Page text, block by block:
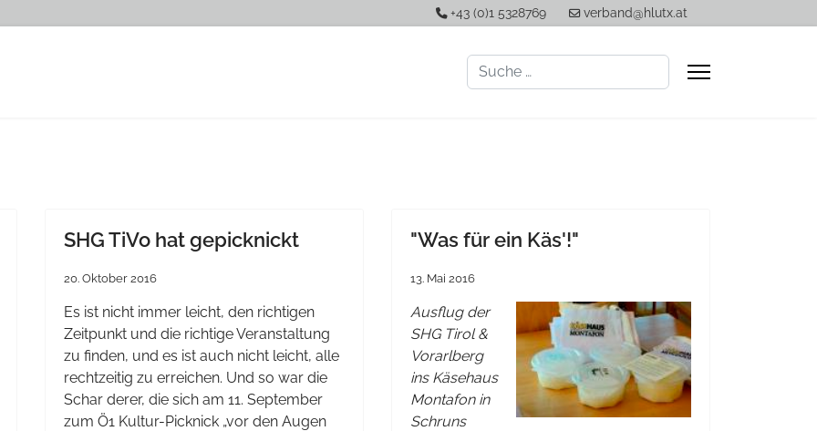
+43 (0)1 5328769 verband@hlutx.at
Suchen
SHG TiVo hat gepicknickt
20. Oktober 2016
Es ist nicht immer leicht, den richtigen
Zeitpunkt und die richtige Veranstaltung
zu finden, und es ist auch nicht leicht, alle
rechtzeitig zu erreichen. Und so war die
Schar derer, die sich am 11. September
zum Ö1 Kultur-Picknick „vor den Augen
"Was für ein Käs'!"
13. Mai 2016
Ausflug der
SHG Tirol &
Vorarlberg
ins Käsehaus
Montafon in
Schruns